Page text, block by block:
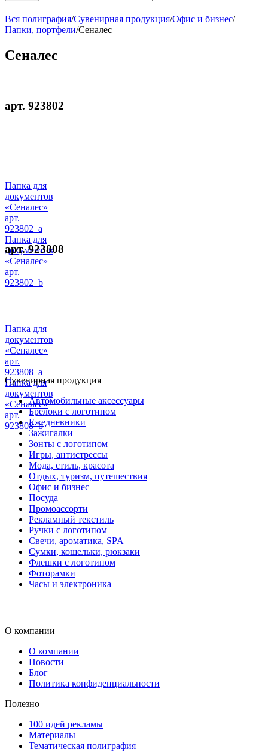
Вся полиграфия/Сувенирная продукция/Офис и бизнес/
Папки, портфели/Сеналес
Сеналес
арт. 923802
Папка для
документов
«Сеналес»
арт.
923802_a
Папка для
документов
«Сеналес»
арт.
923802_b
арт. 923808
Папка для
документов
«Сеналес»
арт.
923808_a
Папка для
документов
«Сеналес»
арт.
923808_b
Сувенирная продукция
Автомобильные аксессуары
Брелоки с логотипом
Ежедневники
Зажигалки
Зонты с логотипом
Игры, антистрессы
Мода, стиль, красота
Отдых, туризм, путешествия
Офис и бизнес
Посуда
Промоассорти
Рекламный текстиль
Ручки с логотипом
Свечи, ароматика, SPA
Сумки, кошельки, рюкзаки
Флешки с логотипом
Фоторамки
Часы и электроника
О компании
О компании
Новости
Блог
Политика конфиденциальности
Полезно
100 идей рекламы
Материалы
Тематическая полиграфия